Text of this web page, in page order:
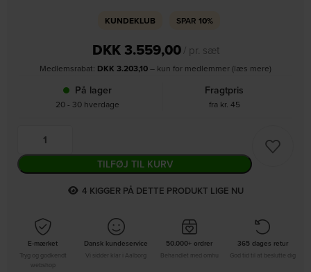
KUNDEKLUB SPAR 10%
DKK3.559,00/ pr. sæt
Medlemsrabat: DKK 3.203,10– kun for medlemmer (læs mere)
På lager
20 - 30 hverdage
Fragtpris
fra kr. 45
TILFØJ TIL KURV
3 KIGGER PÅ DETTE PRODUKT LIGE NU
E-mærket
Tryg og godkendt
Dansk kundeservice
Vi sidder klar i Aalborg
50.000+ ordrer
Behandlet med omhu
365 dages retur
God tid til at beslutte dig